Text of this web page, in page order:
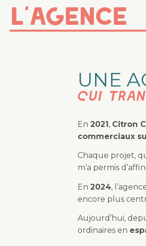
L’agence
UNE
Qui
En 2021, Citron
commerciaux
Chaque projet,
m’a permis
En 2024,
encore plus
Aujourd’hui,
ordinaires en